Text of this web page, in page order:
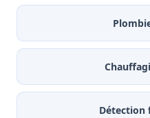
Détection